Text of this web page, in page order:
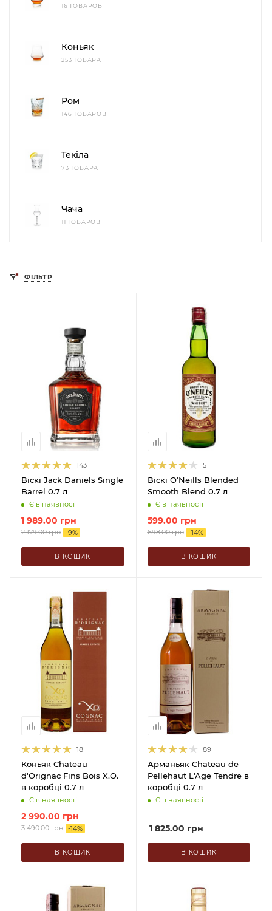
16 ТОВАРОВ
Коньяк
253 ТОВАРА
Ром
146 ТОВАРОВ
Текіла
73 ТОВАРА
Чача
11 ТОВАРОВ
ФІЛЬТР
143
Віскі Jack Daniels Single
Barrel 0.7 л
Є в наявності
1 989.00 грн
2 179.00грн -9%
В КОШИК
5
Віскі O'Neills Blended
Smooth Blend 0.7 л
Є в наявності
599.00 грн
698.00грн -14%
В КОШИК
18
Коньяк Chateau
d'Orignac Fins Bois X.O.
в коробці 0.7 л
Є в наявності
2 990.00 грн
3 490.00грн -14%
В КОШИК
89
Арманьяк Chateau de
Pellehaut L'Age Tendre в
коробці 0.7 л
Є в наявності
1 825.00 грн
В КОШИК